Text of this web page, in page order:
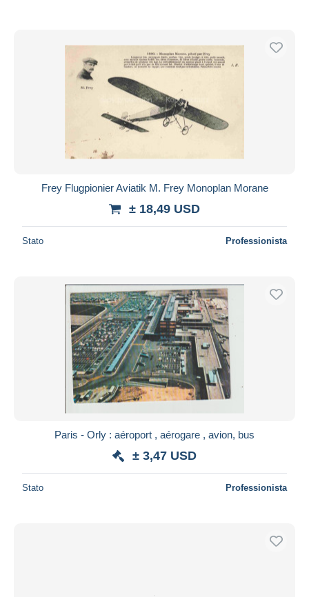
Frey Flugpionier Aviatik M. Frey Monoplan Morane
± 18,49 USD
Stato Professionista
Paris - Orly : aéroport , aérogare , avion, bus
± 3,47 USD
Stato Professionista